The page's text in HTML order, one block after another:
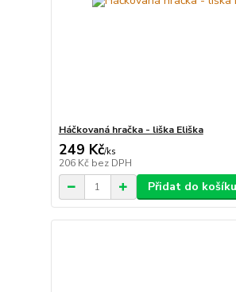
Háčkovaná hračka - liška Eliška
249 Kč/ks
206 Kč bez DPH
Přidat do košíku